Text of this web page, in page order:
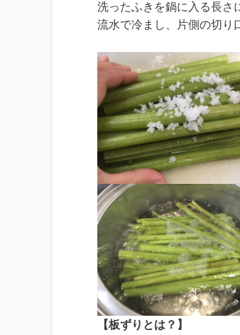
洗ったふきを鍋に入る長さ
流水で冷まし、片側の切り
【板ずりとは？】